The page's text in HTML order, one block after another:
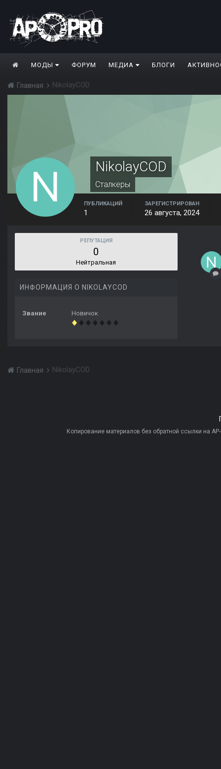
МОДЫ ФОРУМ МЕДИА БЛОГИ
Главная NikolayCOD
NikolayCOD
Сталкеры
ПУБЛИКАЦИЙ
1
ЗАРЕГИСТРИРОВАН
26 августа, 2024
РЕПУТАЦИЯ
0
Нейтральная
ИНФОРМАЦИЯ О NIKOLAYCOD
Звание Новичок
Главная NikolayCOD
Копирование материалов без обратной ссылки на